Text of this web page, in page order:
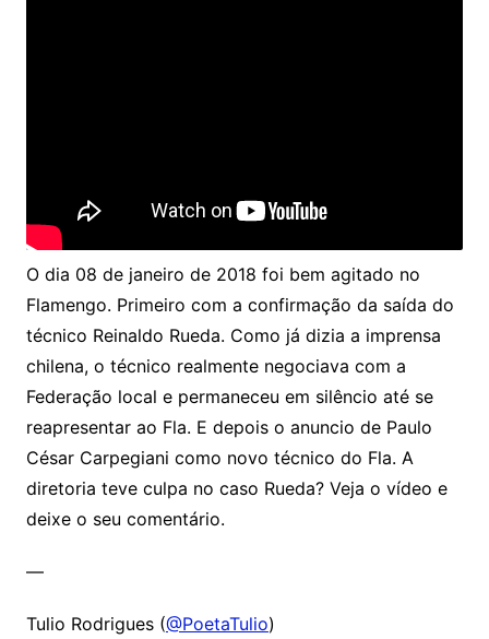
O dia 08 de janeiro de 2018 foi bem agitado no
Flamengo. Primeiro com a confirmação da saída do
técnico Reinaldo Rueda. Como já dizia a imprensa
chilena, o técnico realmente negociava com a
Federação local e permaneceu em silêncio até se
reapresentar ao Fla. E depois o anuncio de Paulo
César Carpegiani como novo técnico do Fla. A
diretoria teve culpa no caso Rueda? Veja o vídeo e
deixe o seu comentário.
—
Tulio Rodrigues (@PoetaTulio)